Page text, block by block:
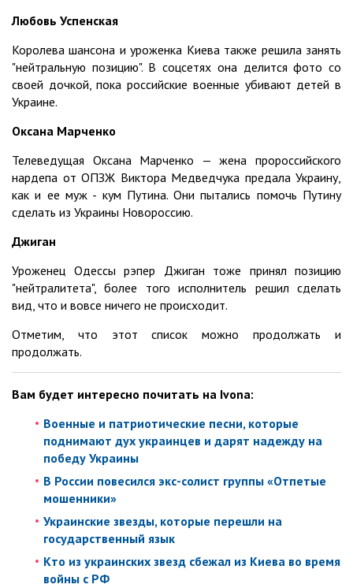
Любовь Успенская
Королева шансона и уроженка Киева также решила занять
"нейтральную позицию". В соцсетях она делится фото со
своей дочкой, пока российские военные убивают детей в
Украине.
Оксана Марченко
Телеведущая Оксана Марченко — жена пророссийского
нардепа от ОПЗЖ Виктора Медведчука предала Украину,
как и ее муж - кум Путина. Они пытались помочь Путину
сделать из Украины Новороссию.
Джиган
Уроженец Одессы рэпер Джиган тоже принял позицию
"нейтралитета", более того исполнитель решил сделать
вид, что и вовсе ничего не происходит.
Отметим, что этот список можно продолжать и
продолжать.
Вам будет интересно почитать на Ivona:
Военные и патриотические песни, которые
поднимают дух украинцев и дарят надежду на
победу Украины
В России повесился экс-солист группы «Отпетые
мошенники»
Украинские звезды, которые перешли на
государственный язык
Кто из украинских звезд сбежал из Киева во время
войны с РФ